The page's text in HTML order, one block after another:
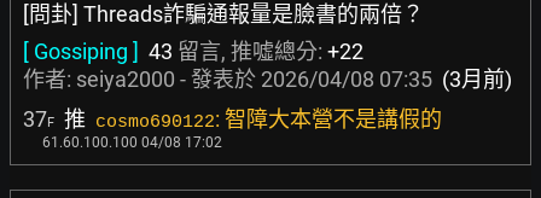
[問卦] Threads詐騙通報量是臉書的兩倍？
[ Gossiping ] 43 留言, 推噓總分: +22
作者: seiya2000 - 發表於 2026/04/08 07:35 (3月前)
37F 推 cosmo690122: 智障大本營不是講假的
61.60.100.100 04/08 17:02